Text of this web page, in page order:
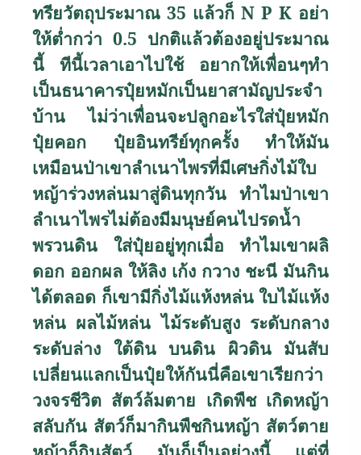
ทรียวัตถุประมาณ 35 แล้วก็ N P K อย่า
ให้ต่ำกว่า 0.5 ปกติแล้วต้องอยู่ประมาณ
นี้ ทีนี้เวลาเอาไปใช้ อยากให้เพื่อนๆทำ
เป็นธนาคารปุ๋ยหมักเป็นยาสามัญประจำ
บ้าน ไม่ว่าเพื่อนจะปลูกอะไรใส่ปุ๋ยหมัก
ปุ๋ยคอก ปุ๋ยอินทรีย์ทุกครั้ง ทำให้มัน
เหมือนป่าเขาลำเนาไพรที่มีเศษกิ่งไม้ใบ
หญ้าร่วงหล่นมาสู่ดินทุกวัน ทำไมป่าเขา
ลำเนาไพรไม่ต้องมีมนุษย์คนไปรดน้ำ
พรวนดิน ใส่ปุ๋ยอยู่ทุกเมื่อ ทำไมเขาผลิ
ดอก ออกผล ให้ลิง เก้ง กวาง ชะนี มันกิน
ได้ตลอด ก็เขามีกิ่งไม้แห้งหล่น ใบไม้แห้ง
หล่น ผลไม้หล่น ไม้ระดับสูง ระดับกลาง
ระดับล่าง ใต้ดิน บนดิน ผิวดิน มันสับ
เปลี่ยนแลกเป็นปุ๋ยให้กันนี่คือเขาเรียกว่า
วงจรชีวิต สัตว์ล้มตาย เกิดพืช เกิดหญ้า
สลับกัน สัตว์ก็มากินพืชกินหญ้า สัตว์ตาย